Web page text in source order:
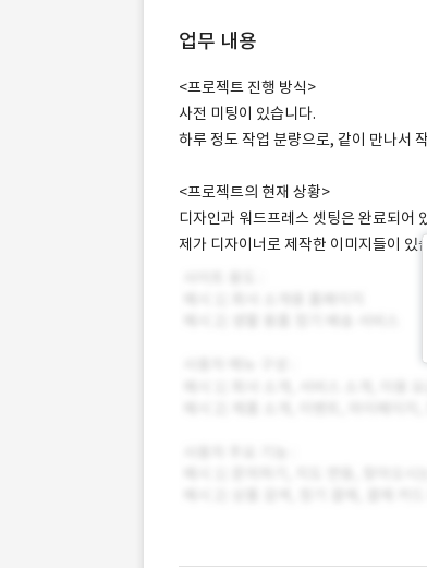
업무 내용
<프로젝트 진행 방식>
사전 미팅이 있습니다.
하루 정도 작업 분량으로, 같이 만나서
<프로젝트의 현재 상황>
디자인과 워드프레스 셋팅은 완료되어
제가 디자이너로 제작한 이미지들이 있